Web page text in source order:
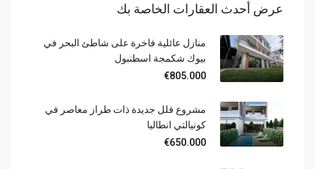
عرض أحدث العقارات الخاصة بك
منازل عائلية فاخرة على شاطئ البحر في
بيوك شكمجة اسطنبول
€805.000
مشروع فلل جديدة ذات طراز معاصر في
كونيالتي انطاليا
€650.000